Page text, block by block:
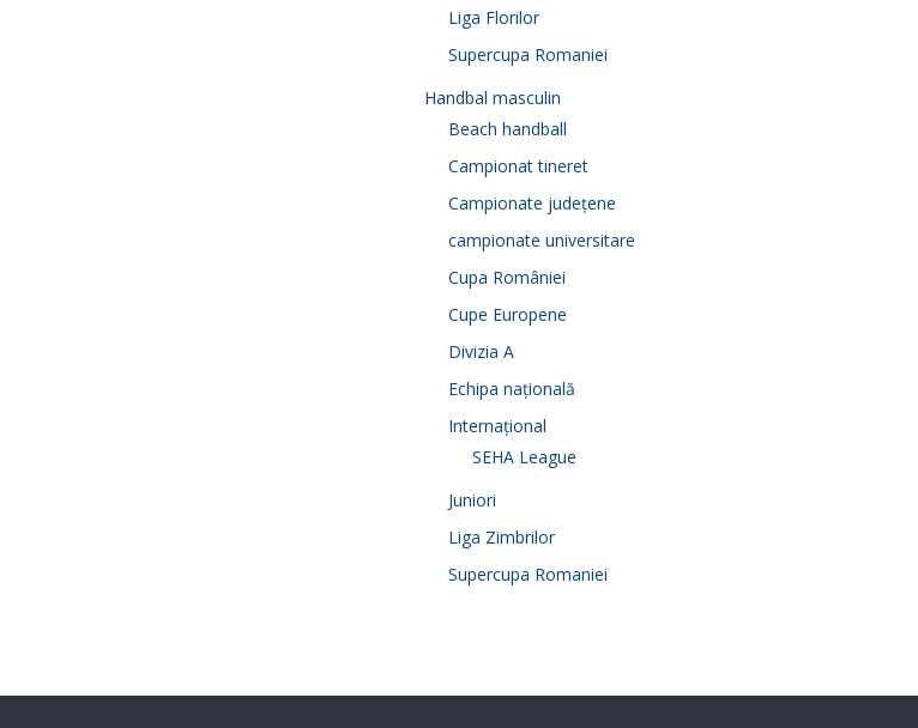
Liga Florilor
Supercupa Romaniei
Handbal masculin
Beach handball
Campionat tineret
Campionate județene
campionate universitare
Cupa României
Cupe Europene
Divizia A
Echipa națională
Internațional
SEHA League
Juniori
Liga Zimbrilor
Supercupa Romaniei